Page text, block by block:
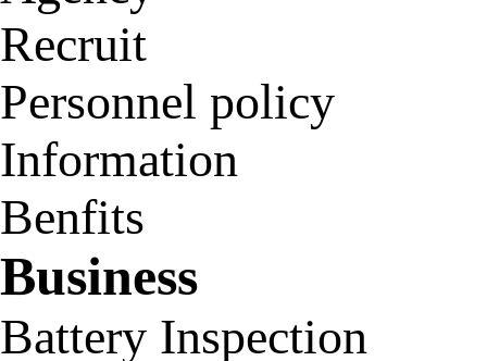
Recruit
Personnel policy
Information
Benfits
Business
Battery Inspection